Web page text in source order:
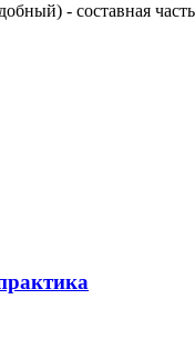
- составная